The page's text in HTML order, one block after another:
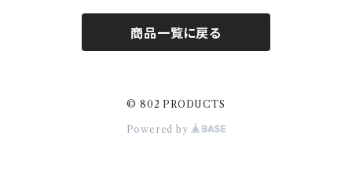
商品一覧に戻る
© 802 PRODUCTS
Powered by